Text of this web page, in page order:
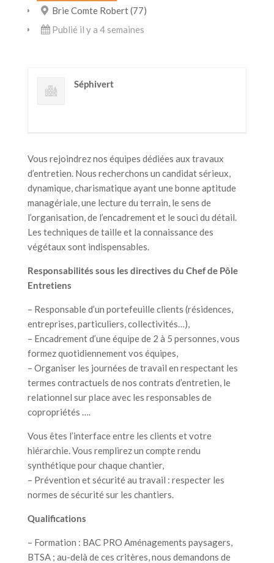
Brie Comte Robert (77)
Publié il y a 4 semaines
Séphivert
Vous rejoindrez nos équipes dédiées aux travaux
d’entretien. Nous recherchons un candidat sérieux,
dynamique, charismatique ayant une bonne aptitude
managériale, une lecture du terrain, le sens de
l’organisation, de l’encadrement et le souci du détail.
Les techniques de taille et la connaissance des
végétaux sont indispensables.
Responsabilités sous les directives du Chef de Pôle
Entretiens
– Responsable d’un portefeuille clients (résidences,
entreprises, particuliers, collectivités…),
– Encadrement d’une équipe de 2 à 5 personnes, vous
formez quotidiennement vos équipes,
– Organiser les journées de travail en respectant les
termes contractuels de nos contrats d’entretien, le
relationnel sur place avec les responsables de
copropriétés ….
Vous êtes l’interface entre les clients et votre
hiérarchie. Vous remplirez un compte rendu
synthétique pour chaque chantier,
– Prévention et sécurité au travail : respecter les
normes de sécurité sur les chantiers.
Qualifications
– Formation : BAC PRO Aménagements paysagers,
BTSA ; au-delà de ces critères, nous demandons de